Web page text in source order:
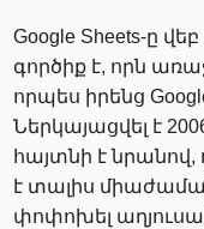
Google Sheets-ը
գործիք է, որն
որպես իրենց
Ներկայացվել է
հայտնի է նրանով,
է տալիս
փոփոխել